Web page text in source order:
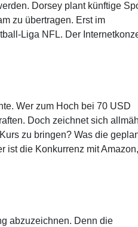
Dorsey plant künftige
zu übertragen. Erst im
Liga NFL. Der
Wer zum Hoch bei 70 USD
Doch zeichnet sich
zu bringen? Was die
ist die Konkurrenz mit Amazon,
abzuzeichnen. Denn die